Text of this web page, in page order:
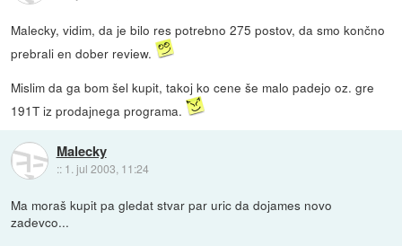
Malecky, vidim, da je bilo res potrebno 275 postov, da smo končno
prebrali en dober review.
Mislim da ga bom šel kupit, takoj ko cene še malo padejo oz. gre
191T iz prodajnega programa.
Malecky
:: 1. jul 2003, 11:24
Ma moraš kupit pa gledat stvar par uric da dojames novo
zadevco...